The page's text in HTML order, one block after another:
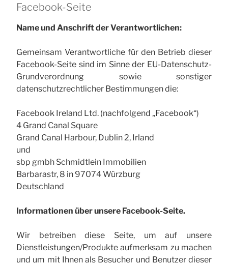
Facebook-Seite
Name und Anschrift der Verantwortlichen:
Gemeinsam Verantwortliche für den Betrieb dieser
Facebook-Seite sind im Sinne der EU-Datenschutz-
Grundverordnung sowie sonstiger
datenschutzrechtlicher Bestimmungen die:
Facebook Ireland Ltd. (nachfolgend „Facebook“)
4 Grand Canal Square
Grand Canal Harbour, Dublin 2, Irland
und
sbp gmbh Schmidtlein Immobilien
Barbarastr, 8 in 97074 Würzburg
Deutschland
Informationen über unsere Facebook-Seite.
Wir betreiben diese Seite, um auf unsere
Dienstleistungen/Produkte aufmerksam zu machen
und um mit Ihnen als Besucher und Benutzer dieser